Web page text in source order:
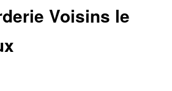
Voisins le